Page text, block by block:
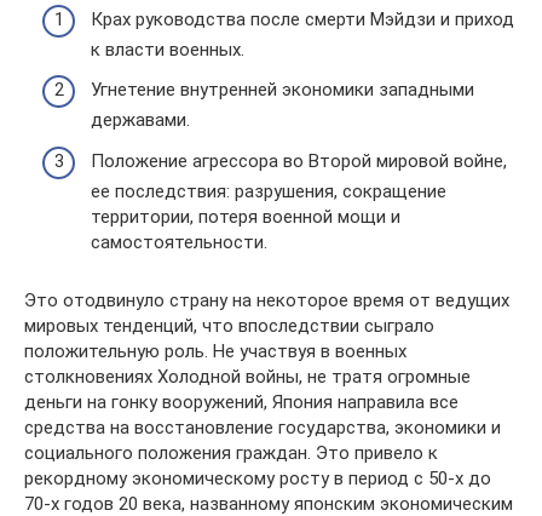
Крах руководства после смерти Мэйдзи и приход
к власти военных.
Угнетение внутренней экономики западными
державами.
Положение агрессора во Второй мировой войне,
ее последствия: разрушения, сокращение
территории, потеря военной мощи и
самостоятельности.
Это отодвинуло страну на некоторое время от ведущих
мировых тенденций, что впоследствии сыграло
положительную роль. Не участвуя в военных
столкновениях Холодной войны, не тратя огромные
деньги на гонку вооружений, Япония направила все
средства на восстановление государства, экономики и
социального положения граждан. Это привело к
рекордному экономическому росту в период с 50-х до
70-х годов 20 века, названному японским экономическим